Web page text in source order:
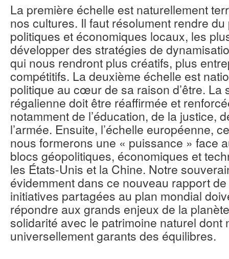
La première échelle est naturellement
nos cultures. Il faut résolument rendre
politiques et économiques locaux, les
développer des stratégies de
qui nous rendront plus créatifs, plus
compétitifs. La deuxième échelle est
politique au cœur de sa raison d’être. La
régalienne doit être réaffirmée et
notamment de l’éducation, de la justice,
l’armée. Ensuite, l’échelle européenne,
nous formerons une « puissance » face
blocs géopolitiques, économiques et
les États-Unis et la Chine. Notre
évidemment dans ce nouveau rapport
initiatives partagées au plan mondial
répondre aux grands enjeux de la
solidarité avec le patrimoine naturel dont
universellement garants des équilibres.